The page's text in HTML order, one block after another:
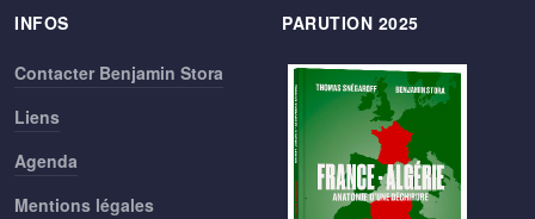
INFOS
Contacter Benjamin Stora
Liens
Agenda
Mentions légales
PARUTION 2025